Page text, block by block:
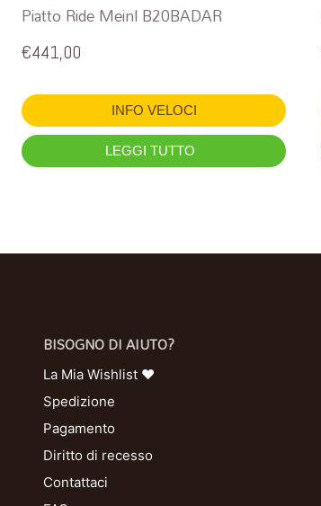
Piatto Ride Meinl B20BADAR
€441,00
INFO VELOCI
LEGGI TUTTO
BISOGNO DI AIUTO?
La Mia Wishlist ❤
Spedizione
Pagamento
Diritto di recesso
Contattaci